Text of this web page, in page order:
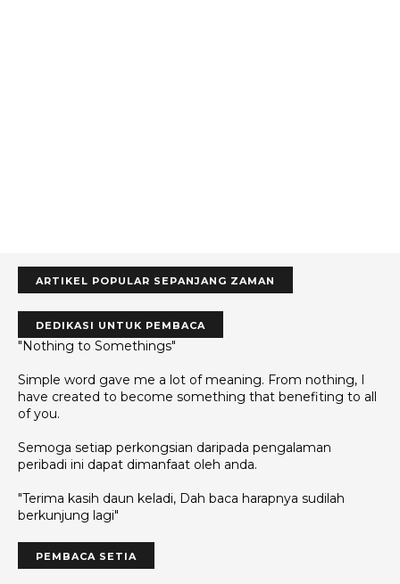
ARTIKEL POPULAR SEPANJANG ZAMAN
DEDIKASI UNTUK PEMBACA
"Nothing to Somethings"
Simple word gave me a lot of meaning. From nothing, I
have created to become something that benefiting to all
of you.
Semoga setiap perkongsian daripada pengalaman
peribadi ini dapat dimanfaat oleh anda.
"Terima kasih daun keladi, Dah baca harapnya sudilah
berkunjung lagi"
PEMBACA SETIA